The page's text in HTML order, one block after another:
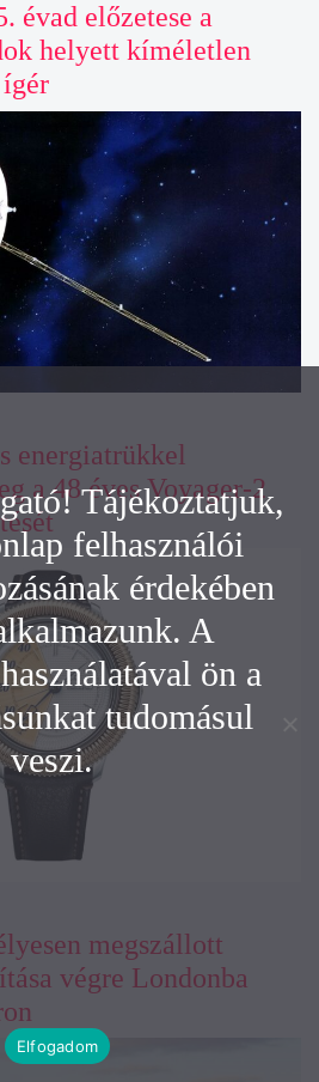
évad előzetese a
helyett kíméletlen
energiatrükkel
a 48 éves Voyager-2
megszállott
végre Londonba
Tájékoztatjuk,
felhasználói
érdekében
A
ön a
tudomásul
veszi.
Elfogadom